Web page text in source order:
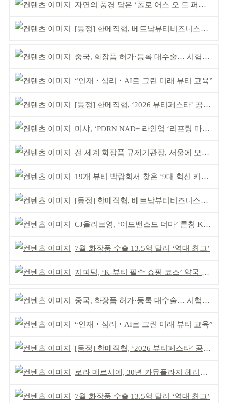
자연의 풍경 담은 ‘폴로 어스 오 드 퍼퓸’ 4종 출시
[동정] 한메직협, 베트남뷰티비즈니스협회와 MOU
중국, 화장품 허가·등록 대수술… 시험자료 공용 허용
“인재‧심리‧AI로 그린 미래 뷰티 교육”
[동정] 한메직협, ‘2026 뷰티페스타’ 공동 주최
미샤, ‘PDRN NAD+ 라인업 ‘리프팅 마스크’ 출시
전 세계 화장품 규제기관장, 서울에 모인다
19개 뷰티 박람회서 찾은 ‘9대 혁신 키워드’
[동정] 한메직협, 베트남뷰티비즈니스협회와 MOU
CJ올리브영, ‘어드밴스드 더마’ 론칭 K더마 육성 박차
7월 화장품 수출 13.5억 달러 ‘역대 최고’
지피덤, ‘K-뷰티 필수 쇼핑 코스’ 약국 공략
중국, 화장품 허가·등록 대수술… 시험자료 공용 허용
“인재‧심리‧AI로 그린 미래 뷰티 교육”
[동정] 한메직협, ‘2026 뷰티페스타’ 공동 주최
로라 메르시에, 30년 카뮤플라지 헤리티지 담아
7월 화장품 수출 13.5억 달러 ‘역대 최고’